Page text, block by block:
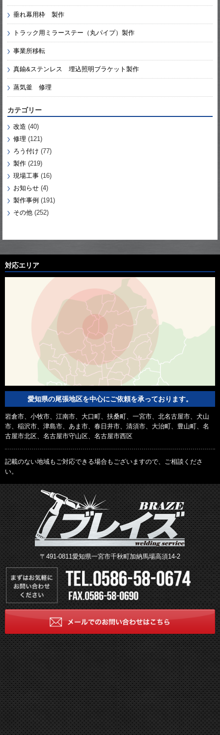
垂れ幕用枠 製作
トラック用ミラーステー（丸パイプ）製作
事業所移転
真鍮&ステンレス 埋込照明ブラケット製作
蒸気釜 修理
カテゴリー
改造 (40)
修理 (121)
ろう付け (77)
製作 (219)
現場工事 (16)
お知らせ (4)
製作事例 (191)
その他 (252)
対応エリア
愛知県の尾張地区を中心にご依頼を承っております。
岩倉市、小牧市、江南市、大口町、扶桑町、一宮市、北名古屋市、犬山
市、稲沢市、津島市、あま市、春日井市、清須市、大治町、豊山町、名
古屋市北区、名古屋市守山区、名古屋市西区
記載のない地域もご対応できる場合もございますので、ご相談くださ
い。
〒491-0811愛知県一宮市千秋町加納馬場高須14-2